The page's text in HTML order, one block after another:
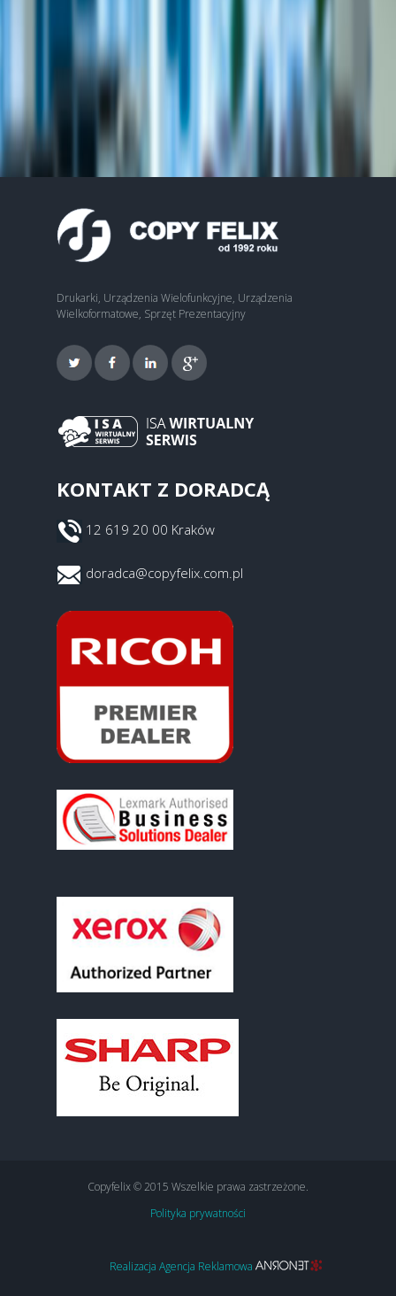
Drukarki, Urządzenia Wielofunkcyjne, Urządzenia
Wielkoformatowe, Sprzęt Prezentacyjny
KONTAKT Z DORADCĄ
12 619 20 00 Kraków
doradca@copyfelix.com.pl
Copyfelix © 2015 Wszelkie prawa zastrzeżone.
Polityka prywatności
Realizacja Agencja Reklamowa